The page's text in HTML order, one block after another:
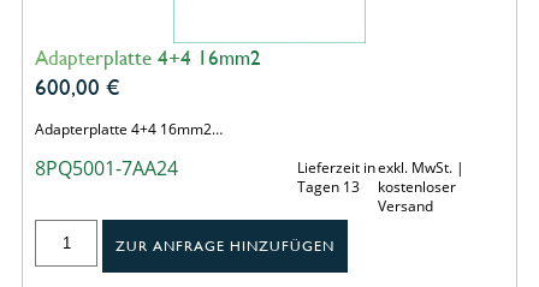
Adapterplatte 4+4 16mm2
600,00 €
Adapterplatte 4+4 16mm2…
8PQ5001-7AA24
Lieferzeit in
Tagen 13
exkl. MwSt. |
kostenloser
Versand
ZUR ANFRAGE HINZUFÜGEN